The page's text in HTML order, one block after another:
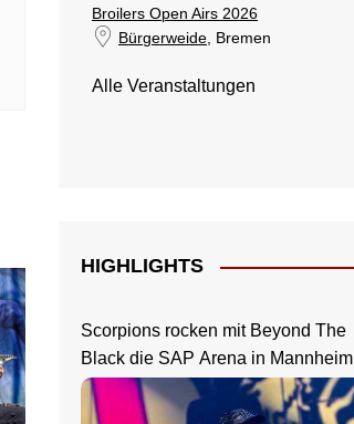
Broilers Open Airs 2026
Bürgerweide, Bremen
Alle Veranstaltungen
HIGHLIGHTS
Scorpions rocken mit Beyond The
Black die SAP Arena in Mannheim